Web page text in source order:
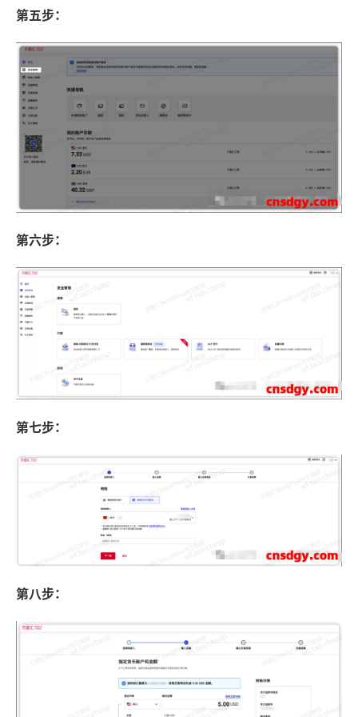
第五步：
第六步：
第七步：
第八步：